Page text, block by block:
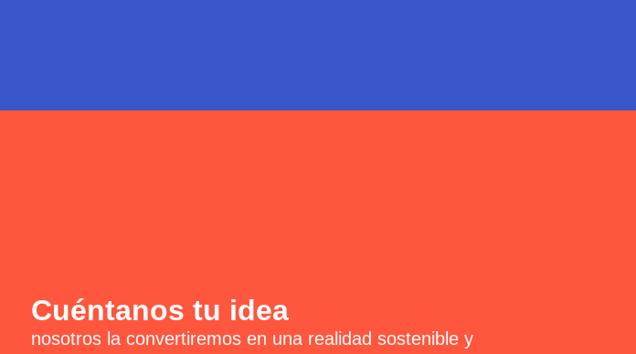
Cuéntanos tu idea
nosotros la convertiremos en una realidad sostenible y